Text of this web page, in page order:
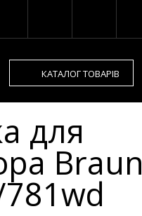
КАТАЛОГ ТОВАРІВ
для
Braun